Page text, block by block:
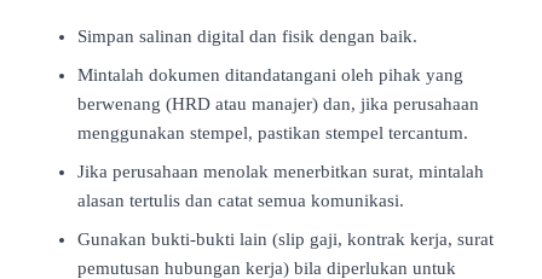
Simpan salinan digital dan fisik dengan baik.
Mintalah dokumen ditandatangani oleh pihak yang
berwenang (HRD atau manajer) dan, jika perusahaan
menggunakan stempel, pastikan stempel tercantum.
Jika perusahaan menolak menerbitkan surat, mintalah
alasan tertulis dan catat semua komunikasi.
Gunakan bukti-bukti lain (slip gaji, kontrak kerja, surat
pemutusan hubungan kerja) bila diperlukan untuk